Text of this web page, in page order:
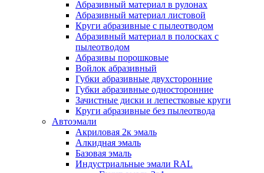
Абразивный материал в рулонах
Абразивный материал листовой
Круги абразивные с пылеотводом
Абразивный материал в полосках с
пылеотводом
Абразивы порошковые
Войлок абразивный
Губки абразивные двухсторонние
Губки абразивные односторонние
Зачистные диски и лепестковые круги
Круги абразивные без пылеотвода
Автоэмали
Акриловая 2к эмаль
Алкидная эмаль
Базовая эмаль
Индустриальные эмали RAL